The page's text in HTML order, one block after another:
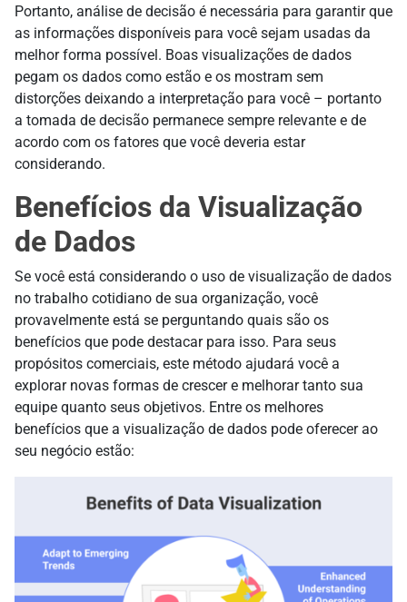
Portanto, análise de decisão é necessária para garantir que
as informações disponíveis para você sejam usadas da
melhor forma possível. Boas visualizações de dados
pegam os dados como estão e os mostram sem
distorções deixando a interpretação para você – portanto
a tomada de decisão permanece sempre relevante e de
acordo com os fatores que você deveria estar
considerando.
Benefícios da Visualização
de Dados
Se você está considerando o uso de visualização de dados
no trabalho cotidiano de sua organização, você
provavelmente está se perguntando quais são os
benefícios que pode destacar para isso. Para seus
propósitos comerciais, este método ajudará você a
explorar novas formas de crescer e melhorar tanto sua
equipe quanto seus objetivos. Entre os melhores
benefícios que a visualização de dados pode oferecer ao
seu negócio estão: